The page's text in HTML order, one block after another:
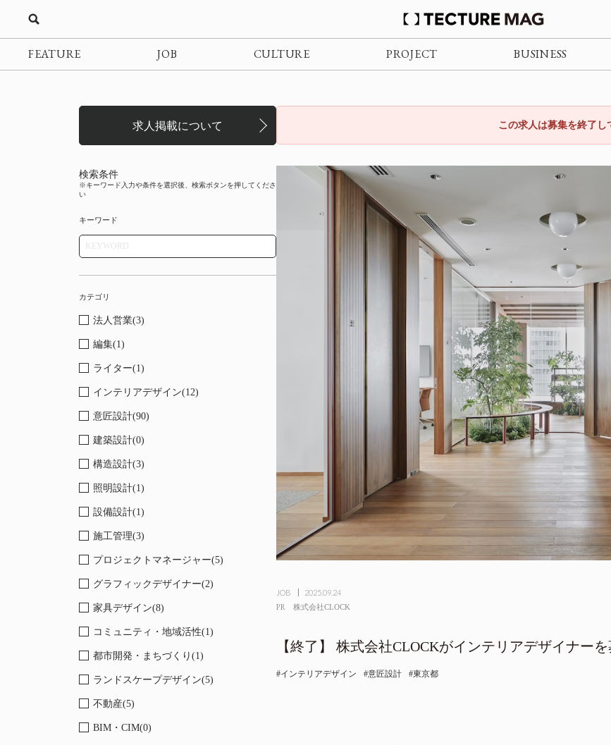
FEATURE JOB CULTURE PROJECT BUSINESS
この求人は募集を終了し
JOB 2025.09.24
PR 株式会社CLOCK
株式会社CLOCKがインテリアデザイナーを
インテリアデザイン 意匠設計 東京都
求人掲載について
検索条件
※キーワード入力や条件を選択後、検索ボタンを押してくださ
い
キーワード
カテゴリ
法人営業(3)
編集(1)
ライター(1)
インテリアデザイン(12)
意匠設計(90)
建築設計(0)
構造設計(3)
照明設計(1)
設備設計(1)
施工管理(3)
プロジェクトマネージャー(5)
グラフィックデザイナー(2)
家具デザイン(8)
コミュニティ・地域活性(1)
都市開発・まちづくり(1)
ランドスケープデザイン(5)
不動産(5)
BIM・CIM(0)